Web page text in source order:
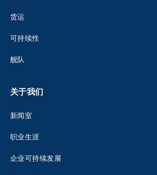
货运
可持续性
舰队
关于我们
新闻室
职业生涯
企业可持续发展